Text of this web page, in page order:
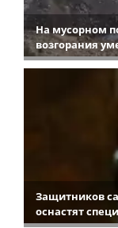
На мусорном
возгорания
Защитников
оснастят